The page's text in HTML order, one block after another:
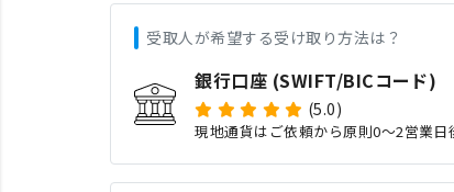
受取人が希望する受け取り方法は？
銀行口座 (SWIFT/BICコード)
(5.0)
現地通貨はご依頼から原則0〜2営業日